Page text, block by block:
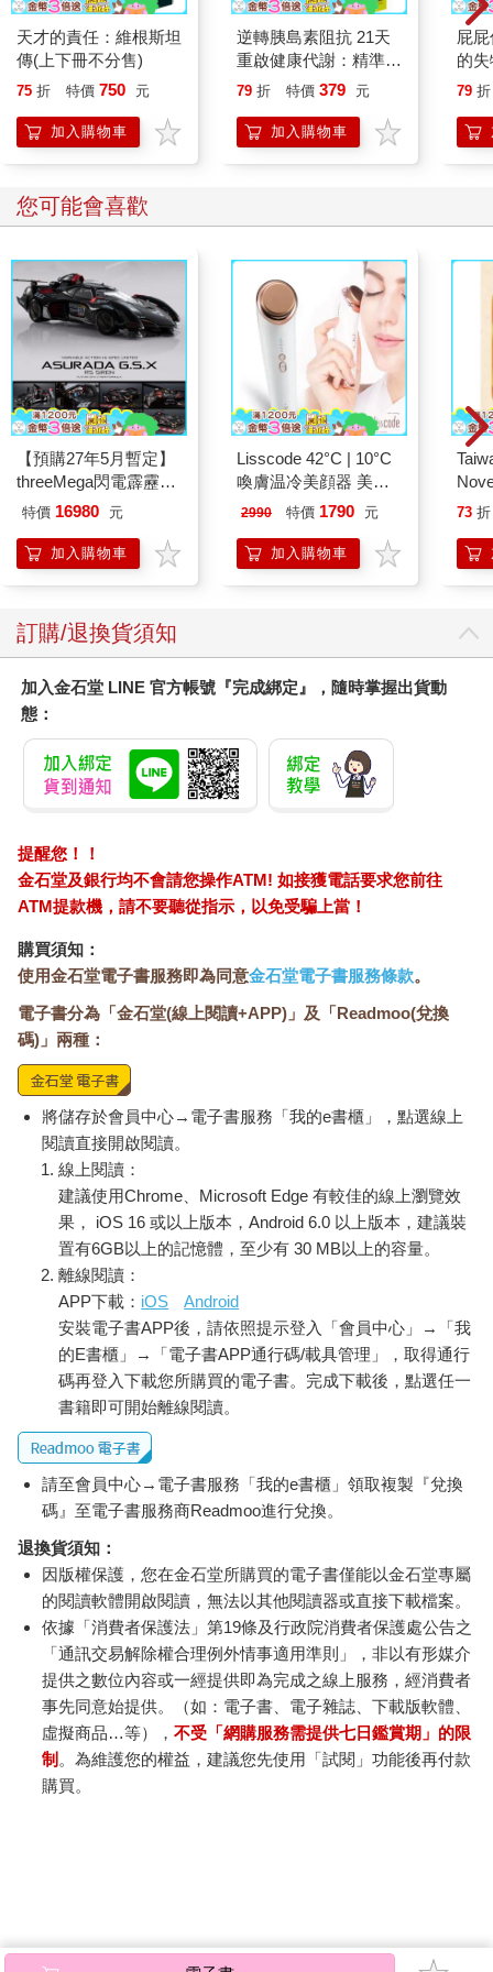
天才的責任：維根斯坦
傳(上下冊不分售)
75 折 特價 750 元
加入購物車
逆轉胰島素阻抗 21天
重啟健康代謝：精準控
糖、有效減重、降低發
復力！
79 折 特價 379 元
加入購物車
屁
的
79 折
您可能會喜歡
【預購27年5月暫定】
threeMega閃電霹靂車
VA Hi-SPEC UNITED
SIREN 黑色限定
特價 16980 元
加入購物車
Lisscode 42°C | 10°C
喚膚温冷美顔器 美膚
儀
2990 特價 1790 元
加入購物車
73 折
訂購/退換貨須知
加入金石堂 LINE 官方帳號『完成綁定』，隨時掌握出貨動
態：
提醒您！！
金石堂及銀行均不會請您操作ATM! 如接獲電話要求您前往
ATM提款機，請不要聽從指示，以免受騙上當！
購買須知：
使用金石堂電子書服務即為同意金石堂電子書服務條款。
電子書分為「金石堂(線上閱讀+APP)」及「Readmoo(兌換
碼)」兩種：
將儲存於會員中心→電子書服務「我的e書櫃」，點選線上
閱讀直接開啟閱讀。
線上閱讀：
建議使用Chrome、Microsoft Edge 有較佳的線上瀏覽效
果， iOS 16 或以上版本，Android 6.0 以上版本，建議裝
置有6GB以上的記憶體，至少有 30 MB以上的容量。
離線閱讀：
APP下載： iOS
Android
安裝電子書APP後，請依照提示登入「會員中心」→「我
的E書櫃」→「電子書APP通行碼/載具管理」，取得通行
碼再登入下載您所購買的電子書。完成下載後，點選任一
書籍即可開始離線閱讀。
請至會員中心→電子書服務「我的e書櫃」領取複製『兌換
碼』至電子書服務商Readmoo進行兌換。
退換貨須知：
因版權保護，您在金石堂所購買的電子書僅能以金石堂專屬
的閱讀軟體開啟閱讀，無法以其他閱讀器或直接下載檔案。
依據「消費者保護法」第19條及行政院消費者保護處公告之
「通訊交易解除權合理例外情事適用準則」，非以有形媒介
提供之數位內容或一經提供即為完成之線上服務，經消費者
事先同意始提供。（如：電子書、電子雜誌、下載版軟體、
虛擬商品…等），不受「網購服務需提供七日鑑賞期」的限
制 。為維護您的權益，建議您先使用「試閱」功能後再付款
購買。